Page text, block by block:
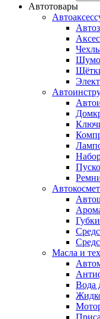
Автотовары
Масла и
Вода